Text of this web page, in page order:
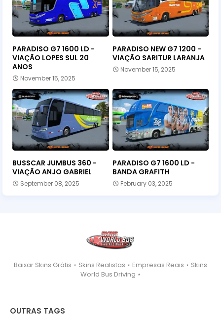
PARADISO G7 1600 LD -
VIAÇÃO LOPES SUL 20
ANOS
November 15, 2025
PARADISO NEW G7 1200 -
VIAÇÃO SARITUR LARANJA
November 15, 2025
BUSSCAR JUMBUS 360 -
VIAÇÃO ANJO GABRIEL
September 08, 2025
PARADISO G7 1600 LD -
BANDA GRAFITH
February 03, 2025
Baixar Skins Grátis ⋆ Skins Realistas ⋆ Empresas Reais ⋆ Skins
World Bus Driving ⋆
OUTRAS TAGS